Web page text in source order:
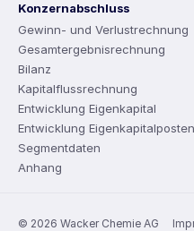
Konzernabschluss
Gewinn- und Verlustrechnung
Gesamtergebnisrechnung
Bilanz
Kapitalflussrechnung
Entwicklung Eigenkapital
Entwicklung Eigenkapitalposten
Segmentdaten
Anhang
© 2026 Wacker Chemie AG